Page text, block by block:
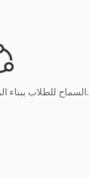
السماح للطلاب ببناء المنصات التجريبية بأيديهم.